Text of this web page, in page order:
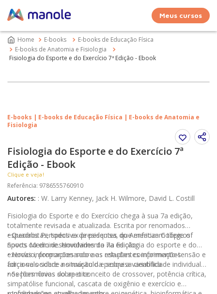
Meus cursos
E-books
E-books de Educação Física
E-books de Anatomia e Fisiologia
Fisiologia do Esporte e do Exercício 7ª Edição - Ebook
E-books | E-books de Educação Física | E-books de Anatomia e
Fisiologia
Fisiologia do Esporte e do Exercício 7ª
Edição - Ebook
Clique e veja!
Referência: 9786555760910
Autores: : W. Larry Kenney, Jack H. Wilmore, David L. Costill
Fisiologia do Esporte e do Exercício chega à sua 7a edição,
totalmente revisada e atualizada. Escrita por renomados
especialistas, todos ex-presidentes do American College of
Sports Medicine. Novidades da 7a edição:
• Quadros Perspectiva de pesquisa, que enfatizam tópicos
novos ou em desenvolvimento na fisiologia do esporte e do
exercício, proporcionando aos estudantes informações
adicionais sobre a situação da pesquisa científica.
• Novas informações sobre as relações comprimento-tensão e
força-velocidade no músculo e sobre a variabilidade individual
nos hormônios do apetite.
• Seções novas sobre o conceito de crossover, potência crítica,
simpatólise funcional, cascata de oxigênio e exercício e